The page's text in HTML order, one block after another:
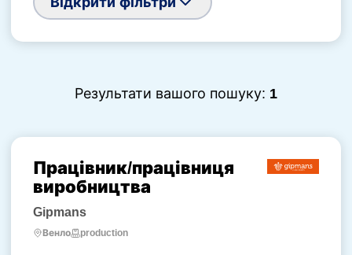
Результати вашого пошуку: 1
Працівник/працівниця
виробництва
Gipmans
Венло production